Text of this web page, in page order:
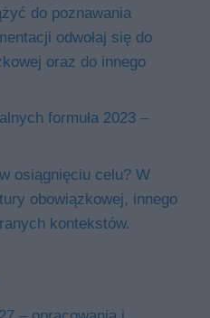
do poznawania
odwołaj się do
oraz do innego
formuła 2023 –
osiągnięciu celu? W
obowiązkowej, innego
kontekstów.